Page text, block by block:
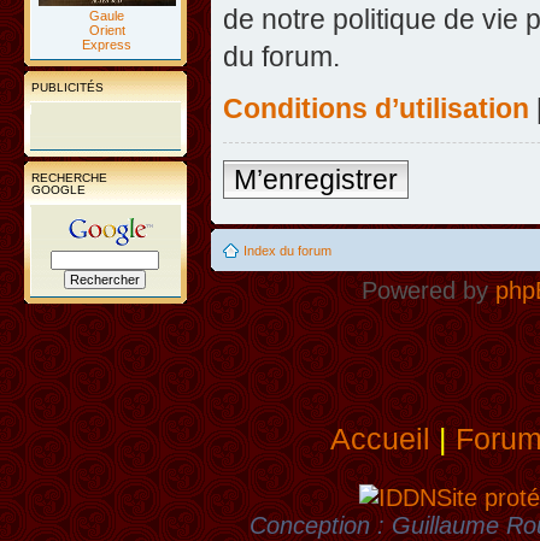
Gaule
Orient
Express
PUBLICITÉS
RECHERCHE
GOOGLE
de notre politique de vie
du forum.
Conditions d’utilisation
M’enregistrer
Index du forum
Powered by
Accueil|
Site
Conception : Guillaume